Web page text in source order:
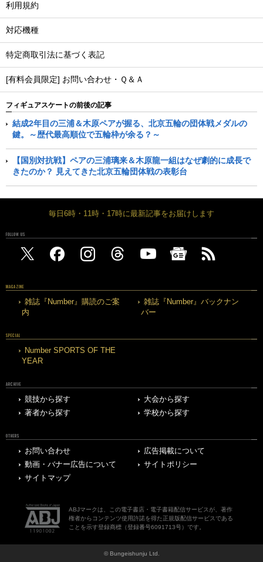
利用規約
対応機種
特定商取引法に基づく表記
[有料会員限定] お問い合わせ・Ｑ＆Ａ
フィギュアスケートの前後の記事
結成2年目の三浦＆木原ペアが握る、北京五輪の団体戦メダルの
鍵。～歴代最高順位で五輪枠が余る？～
【国別対抗戦】ペアの三浦璃来＆木原龍一組はなぜ劇的に成長で
きたのか？ 見えてきた北京五輪団体戦の表彰台
毎日6時・11時・17時に最新記事をお届けします
FOLLOW US
MAGAZINE
雑誌『Number』購読のご案
内
雑誌『Number』バックナン
バー
SPECIAL
Number SPORTS OF THE
YEAR
ARCHIVE
競技から探す
大会から探す
著者から探す
学校から探す
OTHERS
お問い合わせ
広告掲載について
動画・バナー広告について
サイトポリシー
サイトマップ
ABJマークは、この電子書店・電子書籍配信サービスが、著作
権者からコンテンツ使用許諾を得た正規版配信サービスである
ことを示す登録商標（登録番号6091713号）です。
© Bungeishunju Ltd.